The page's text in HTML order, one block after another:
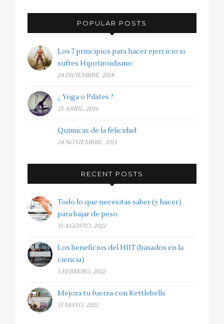
POPULAR POSTS
Los 7 principios para hacer ejercicio si
sufres Hipotiroidismo
24 DICIEMBRE, 2018
¿ Yoga o Pilates ?
25 ABRIL, 2016
Químicas de la felicidad
24 NOVIEMBRE, 2015
RECENT POSTS
Todo lo que necesitas saber (y hacer)
para bajar de peso
31 AGOSTO, 2022
Los beneficios del HIIT (basados en la
ciencia)
1 FEBRERO, 2022
Mejora tu fuerza con Kettlebells
15 MAYO, 2021